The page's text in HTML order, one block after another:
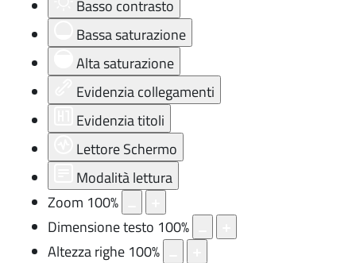
Basso contrasto
Bassa saturazione
Alta saturazione
Evidenzia collegamenti
Evidenzia titoli
Lettore Schermo
Modalità lettura
Zoom 100%
Dimensione testo 100%
Altezza righe 100%